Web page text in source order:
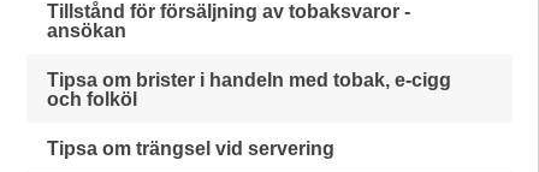
Tillstånd för försäljning av tobaksvaror -
ansökan
Tipsa om brister i handeln med tobak, e-cigg
och folköl
Tipsa om trängsel vid servering